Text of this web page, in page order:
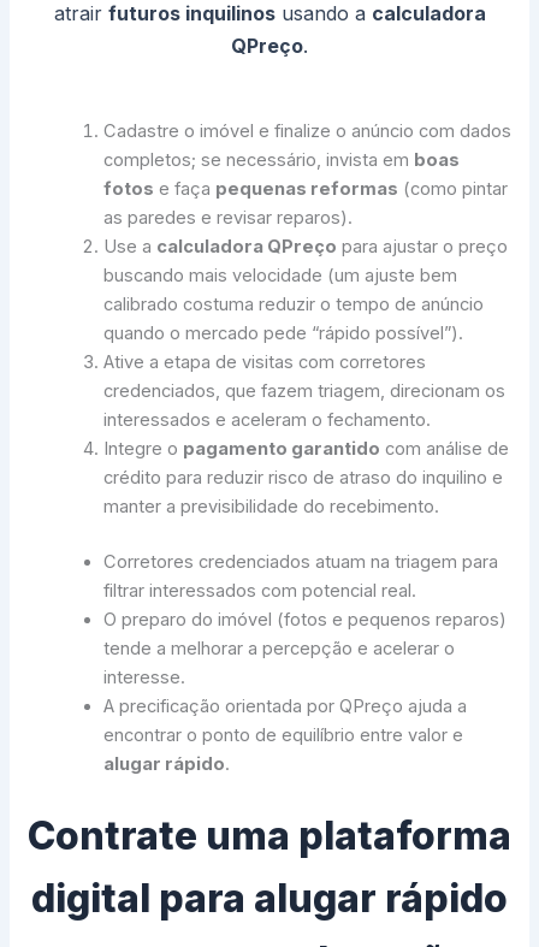
atrair futuros inquilinosusando a calculadora
QPreço.
Cadastre o imóvel e finalize o anúncio com dados
completos; se necessário, invista em boas
fotos e faça pequenas reformas (como pintar
as paredes e revisar reparos).
Use a calculadora QPreço para ajustar o preço
buscando mais velocidade (um ajuste bem
calibrado costuma reduzir o tempo de anúncio
quando o mercado pede “rápido possível”).
Ative a etapa de visitas com corretores
credenciados, que fazem triagem, direcionam os
interessados e aceleram o fechamento.
Integre o pagamento garantido com análise de
crédito para reduzir risco de atraso do inquilino e
manter a previsibilidade do recebimento.
Corretores credenciados atuam na triagem para
filtrar interessados com potencial real.
O preparo do imóvel (fotos e pequenos reparos)
tende a melhorar a percepção e acelerar o
interesse.
A precificação orientada por QPreço ajuda a
encontrar o ponto de equilíbrio entre valor e
alugar rápido.
Contrate uma plataforma
digital para alugar rápido